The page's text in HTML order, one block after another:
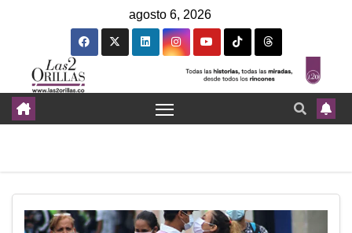
agosto 6, 2026